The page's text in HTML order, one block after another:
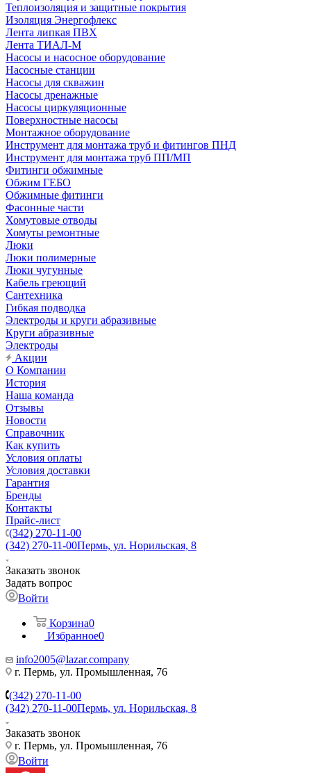
Теплоизоляция и защитные покрытия
Изоляция Энергофлекс
Лента липкая ПВХ
Лента ТИАЛ-М
Насосы и насосное оборудование
Насосные станции
Насосы для скважин
Насосы дренажные
Насосы циркуляционные
Поверхностные насосы
Монтажное оборудование
Инструмент для монтажа труб и фитингов ПНД
Инструмент для монтажа труб ПП/МП
Фитинги обжимные
Обжим ГЕБО
Обжимные фитинги
Фасонные части
Хомутовые отводы
Хомуты ремонтные
Люки
Люки полимерные
Люки чугунные
Кабель греющий
Сантехника
Гибкая подводка
Электроды и круги абразивные
Круги абразивные
Электроды
Акции
О Компании
История
Наша команда
Отзывы
Новости
Справочник
Как купить
Условия оплаты
Условия доставки
Гарантия
Бренды
Контакты
Прайс-лист
(342) 270-11-00
(342) 270-11-00Пермь, ул. Норильская, 8
Заказать звонок
Задать вопрос
Войти
Корзина0
Избранное0
info2005@lazar.company
г. Пермь, ул. Промышленная, 76
(342) 270-11-00
(342) 270-11-00Пермь, ул. Норильская, 8
Заказать звонок
г. Пермь, ул. Промышленная, 76
Войти